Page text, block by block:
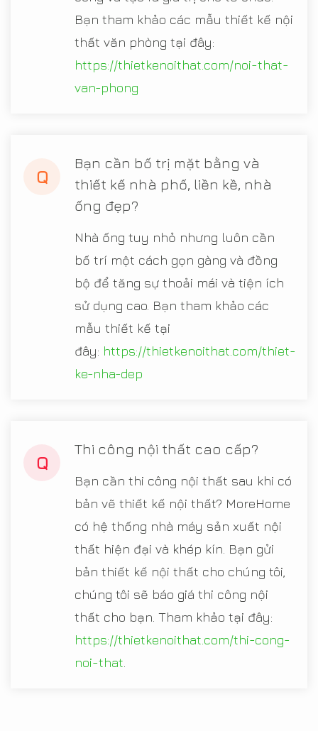
Bạn tham khảo các mẫu thiết kế nội
thất văn phòng tại đây:
https://thietkenoithat.com/noi-that-
van-phong
Q
Bạn cần bố trị mặt bằng và
thiết kế nhà phố, liền kề, nhà
ống đẹp?
Nhà ống tuy nhỏ nhưng luôn cần
bố trí một cách gọn gàng và đồng
bộ để tăng sự thoải mái và tiện ích
sử dụng cao. Bạn tham khảo các
mẫu thiết kế tại
đây: https://thietkenoithat.com/thiet-
ke-nha-dep
Q
Thi công nội thất cao cấp?
Bạn cần thi công nội thất sau khi có
bản vẽ thiết kế nội thất? MoreHome
có hệ thống nhà máy sản xuất nội
thất hiện đại và khép kín. Bạn gửi
bản thiết kế nội thất cho chúng tôi,
chúng tôi sẽ báo giá thi công nội
thất cho bạn. Tham khảo tại đây:
https://thietkenoithat.com/thi-cong-
noi-that